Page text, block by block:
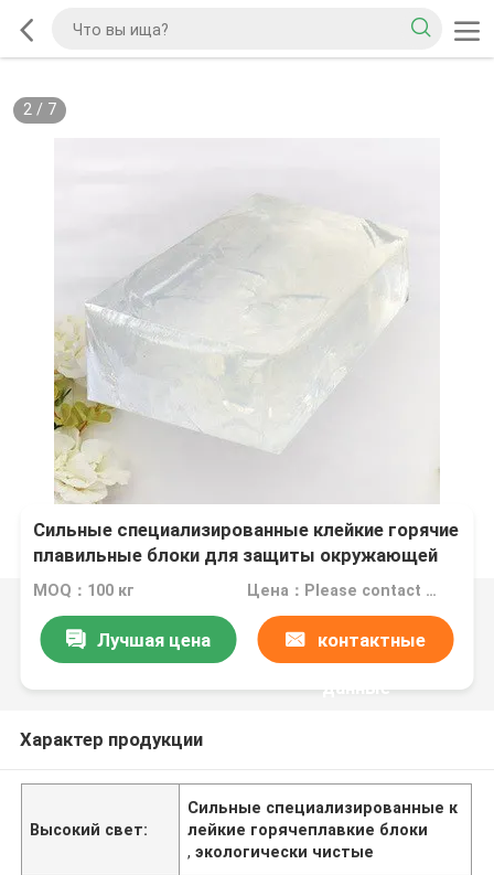
2/ 7
Сильные специализированные клейкие горячие
плавильные блоки для защиты окружающей
среды виноградника
MOQ：100 кг Цена：Please contact us for quotation
Лучшая цена контактные
данные
Характер продукции
Высокий свет:
Сильные специализированные к
лейкие горячеплавкие блоки
,экологически чистые